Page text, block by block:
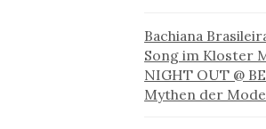
Bachiana
Song im Kloster
NIGHT OUT @
Mythen der